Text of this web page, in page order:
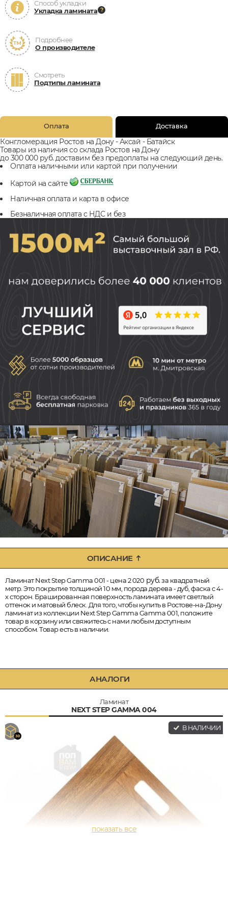
Способ укладки
Укладка ламината
Подробнее
О производителе
Смотреть
Подтипы ламината
Оплата Доставка
Конгломерация Ростов на Дону - Аксай - Батайск
Товары из наличия со склада Ростов на Дону
до 300 000 руб. доставим без предоплаты на следующий день.
Оплата наличными или картой при получении
Картой на сайте
Наличная оплата и карта в офисе
Безналичная оплата с НДС и без
ОПИСАНИЕ
Ламинат Next Step Gamma 001 - цена 2 020 руб.за квадратный
метр. Это покрытие толщиной 10 мм, порода дерева - дуб, фаска с 4-
х сторон. Брашированная поверхность ламината имеет светлый
оттенок и матовый блеск. Для того, чтобы купить в Ростове-на-Дону
ламинат из коллекции Next Step Gamma Gamma 001, положите
товар в корзину или свяжитесь с нами любым доступным
способом. Товар есть в наличии.
АНАЛОГИ
Ламинат
NEXT STEP GAMMA 004
В НАЛИЧИИ